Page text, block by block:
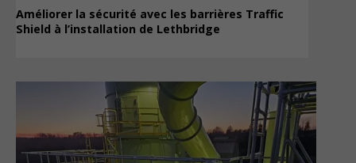
Améliorer la sécurité avec les barrières Traffic
Shield à l’installation de Lethbridge